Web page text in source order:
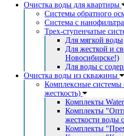
Очистка воды для квартиры
Системы обратного
Система с
Трех-ступенчатые
Для мягкой воды
Для жесткой и
Новосибирске!)
Для воды с
Очистка воды из скважины
Комплексные системы
жесткость)
Комплекты
Комплекты
жесткости воды
Комплекты